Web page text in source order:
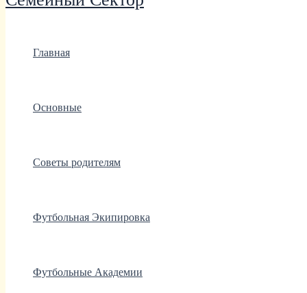
Главная
Основные
Советы родителям
Футбольная Экипировка
Футбольные Академии